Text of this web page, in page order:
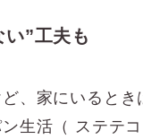
”工夫も
、家にいるとき
生活（ ステテ